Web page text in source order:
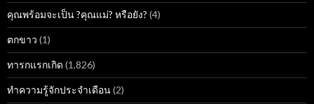
คุณพร้อมจะเป็น ?คุณแม่? หรือยัง? (4)
ตกขาว (1)
ทารกแรกเกิด (1,826)
ทำความรู้จักประจำเดือน(2)